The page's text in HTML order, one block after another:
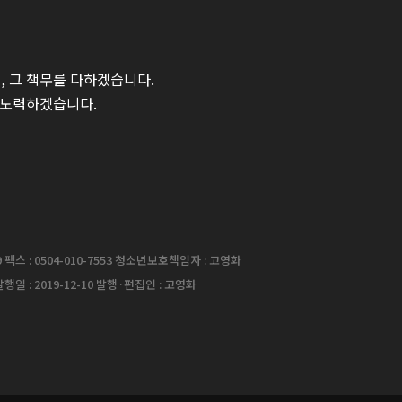
그 책무를 다하겠습니다.
력하겠습니다.
스 : 0504-010-7553 청소년보호책임자 : 고영화
일 : 2019-12-10 발행·편집인 : 고영화